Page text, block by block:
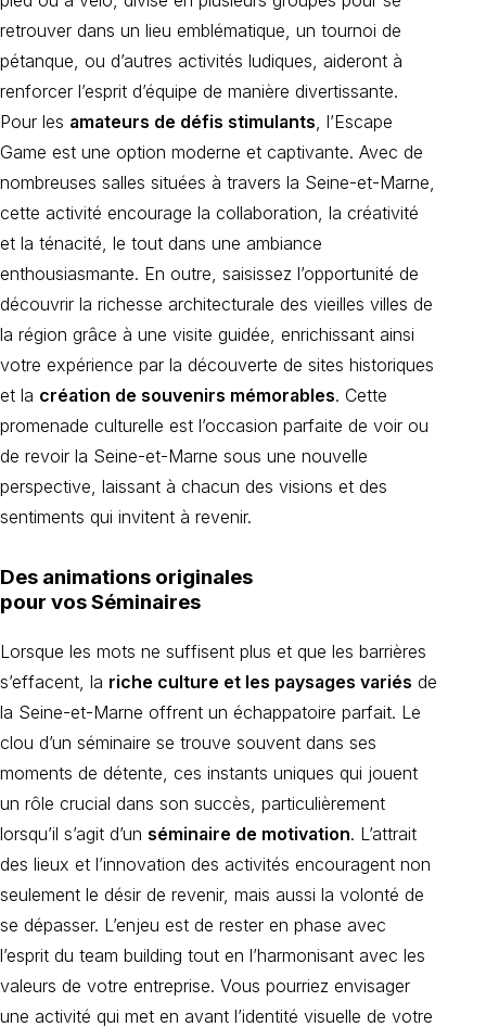
retrouver dans un lieu emblématique, un tournoi de
pétanque, ou d’autres activités ludiques, aideront à
renforcer l’esprit d’équipe de manière divertissante.
Pour les amateurs de défis stimulants, l’Escape
Game est une option moderne et captivante. Avec de
nombreuses salles situées à travers la Seine-et-Marne,
cette activité encourage la collaboration, la créativité
et la ténacité, le tout dans une ambiance
enthousiasmante. En outre, saisissez l’opportunité de
découvrir la richesse architecturale des vieilles villes de
la région grâce à une visite guidée, enrichissant ainsi
votre expérience par la découverte de sites historiques
et la création de souvenirs mémorables. Cette
promenade culturelle est l’occasion parfaite de voir ou
de revoir la Seine-et-Marne sous une nouvelle
perspective, laissant à chacun des visions et des
sentiments qui invitent à revenir.
Des animations originales
pour vos Séminaires
Lorsque les mots ne suffisent plus et que les barrières
s’effacent, la riche culture et les paysages variés de
la Seine-et-Marne offrent un échappatoire parfait. Le
clou d’un séminaire se trouve souvent dans ses
moments de détente, ces instants uniques qui jouent
un rôle crucial dans son succès, particulièrement
lorsqu’il s’agit d’un séminaire de motivation. L’attrait
des lieux et l’innovation des activités encouragent non
seulement le désir de revenir, mais aussi la volonté de
se dépasser. L’enjeu est de rester en phase avec
l’esprit du team building tout en l’harmonisant avec les
valeurs de votre entreprise. Vous pourriez envisager
une activité qui met en avant l’identité visuelle de votre